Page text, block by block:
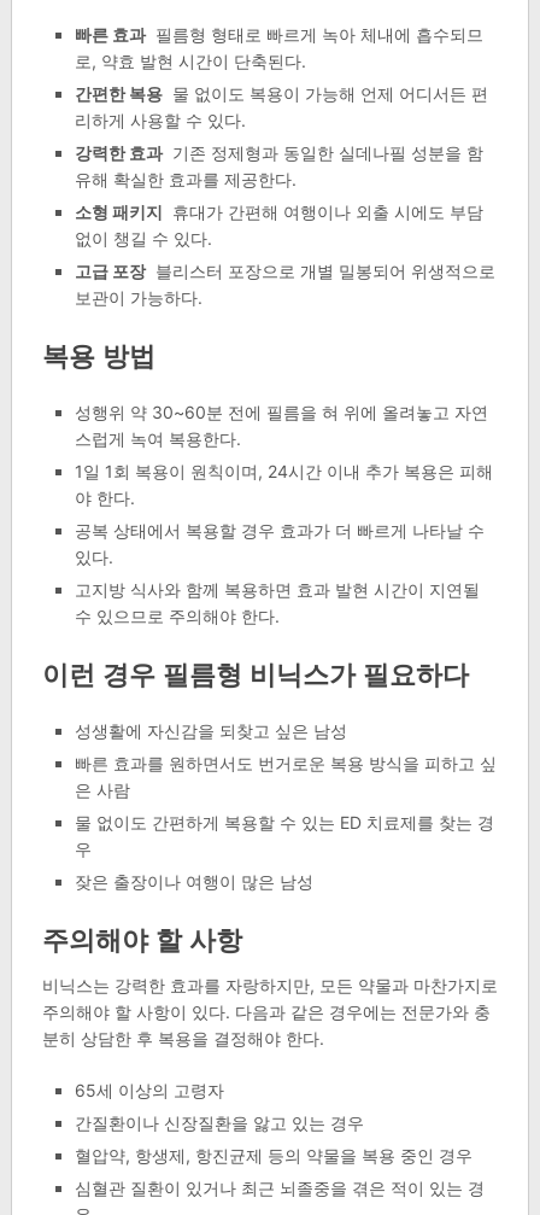
빠른 효과필름형 형태로 빠르게 녹아 체내에 흡수되므
로, 약효 발현 시간이 단축된다.
간편한 복용물 없이도 복용이 가능해 언제 어디서든 편
리하게 사용할 수 있다.
강력한 효과기존 정제형과 동일한 실데나필 성분을 함
유해 확실한 효과를 제공한다.
소형 패키지 휴대가 간편해 여행이나 외출 시에도 부담
없이 챙길 수 있다.
고급 포장블리스터 포장으로 개별 밀봉되어 위생적으로
보관이 가능하다.
복용 방법
성행위 약 30~60분 전에 필름을 혀 위에 올려놓고 자연
스럽게 녹여 복용한다.
1일 1회 복용이 원칙이며, 24시간 이내 추가 복용은 피해
야 한다.
공복 상태에서 복용할 경우 효과가 더 빠르게 나타날 수
있다.
고지방 식사와 함께 복용하면 효과 발현 시간이 지연될
수 있으므로 주의해야 한다.
이런 경우 필름형 비닉스가 필요하다
성생활에 자신감을 되찾고 싶은 남성
빠른 효과를 원하면서도 번거로운 복용 방식을 피하고 싶
은 사람
물 없이도 간편하게 복용할 수 있는 ED 치료제를 찾는 경
우
잦은 출장이나 여행이 많은 남성
주의해야 할 사항
비닉스는 강력한 효과를 자랑하지만, 모든 약물과 마찬가지로
주의해야 할 사항이 있다. 다음과 같은 경우에는 전문가와 충
분히 상담한 후 복용을 결정해야 한다.
65세 이상의 고령자
간질환이나 신장질환을 앓고 있는 경우
혈압약, 항생제, 항진균제 등의 약물을 복용 중인 경우
심혈관 질환이 있거나 최근 뇌졸중을 겪은 적이 있는 경